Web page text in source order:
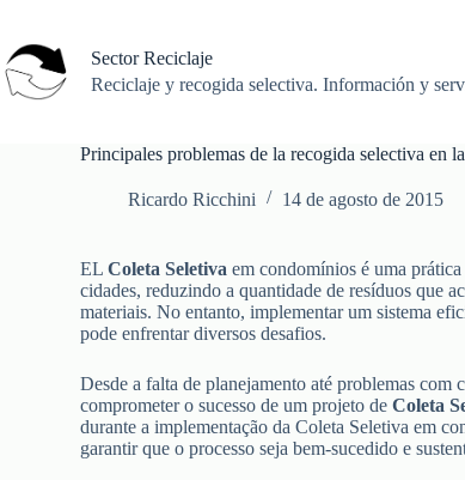
contenido
Sector Reciclaje
Reciclaje y recogida selectiva. Información y
Principales problemas de la recogida selectiva en
Ricardo Ricchini 14 de agosto de 2015
ELColeta Seletiva em condomínios é uma
cidades, reduzindo a quantidade de resíduos que
materiais. No entanto, implementar um sistema
pode enfrentar diversos desafios.
Desde a falta de planejamento até problemas com
comprometer o sucesso de um projeto deColeta
durante a implementação da Coleta Seletiva em
garantir que o processo seja bem-sucedido e